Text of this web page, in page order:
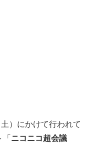
）にかけて行われて
「ニコニコ超会議